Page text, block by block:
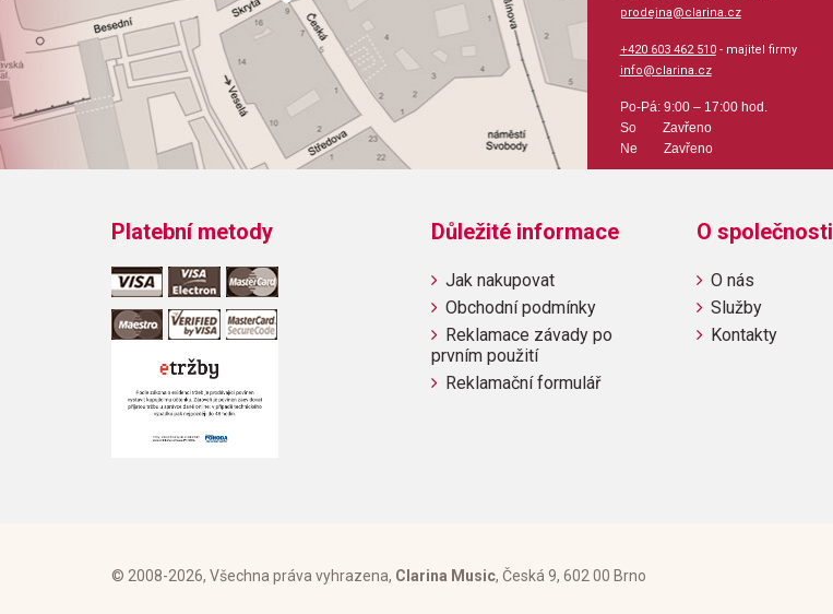
prodejna@clarina.cz
+420 603 462 510- majitel firmy
info@clarina.cz
Po-Pá: 9:00 – 17:00 hod.
So Zavřeno
Ne Zavřeno
Platební metody Důležité informace
Jak nakupovat
Obchodní podmínky
Reklamace závady po
prvním použití
Reklamační formulář
O společnosti
O nás
Služby
Kontakty
© 2008-2026, Všechna práva vyhrazena, Clarina Music, Česká 9, 602 00 Brno